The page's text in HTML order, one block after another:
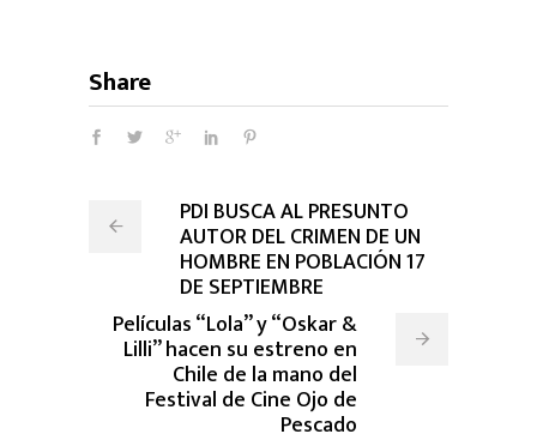
Share
PDI BUSCA AL PRESUNTO
AUTOR DEL CRIMEN DE UN
HOMBRE EN POBLACIÓN 17
DE SEPTIEMBRE
Películas “Lola” y “Oskar &
Lilli” hacen su estreno en
Chile de la mano del
Festival de Cine Ojo de
Pescado